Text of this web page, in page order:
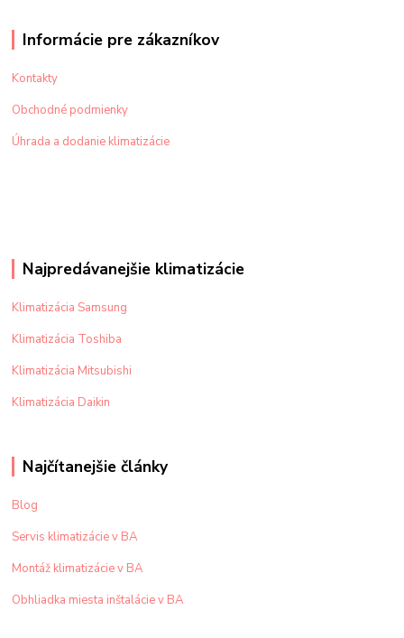
Informácie pre zákazníkov
Kontakty
Obchodné podmienky
Úhrada a dodanie klimatizácie
Najpredávanejšie klimatizácie
Klimatizácia Samsung
Klimatizácia Toshiba
Klimatizácia Mitsubishi
Klimatizácia Daikin
Najčítanejšie články
Blog
Servis klimatizácie v BA
Montáž klimatizácie v BA
Obhliadka miesta inštalácie v BA